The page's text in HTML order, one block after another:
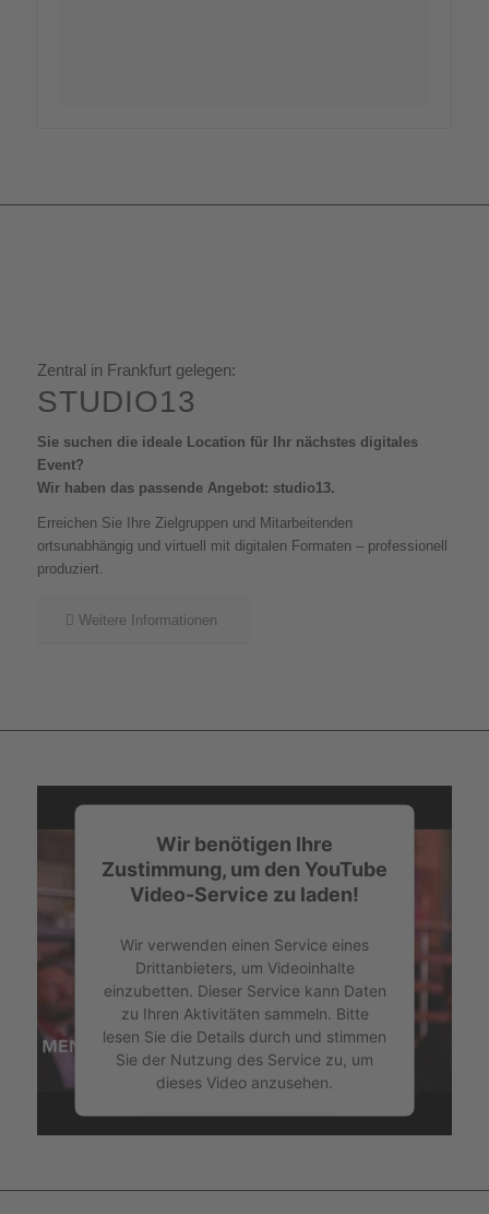
Zentral in Frankfurt gelegen:
STUDIO13
Sie suchen die ideale Location für Ihr nächstes digitales
Event?
Wir haben das passende Angebot: studio13.
Erreichen Sie Ihre Zielgruppen und Mitarbeitenden
ortsunabhängig und virtuell mit digitalen Formaten – professionell
produziert.
Weitere Informationen
Wir benötigen Ihre
Zustimmung, um den YouTube
Video-Service zu laden!
Wir verwenden einen Service eines
Drittanbieters, um Videoinhalte
einzubetten. Dieser Service kann Daten
zu Ihren Aktivitäten sammeln. Bitte
lesen Sie die Details durch und stimmen
Sie der Nutzung des Service zu, um
dieses Video anzusehen.
Mehr Informationen
Akzeptieren